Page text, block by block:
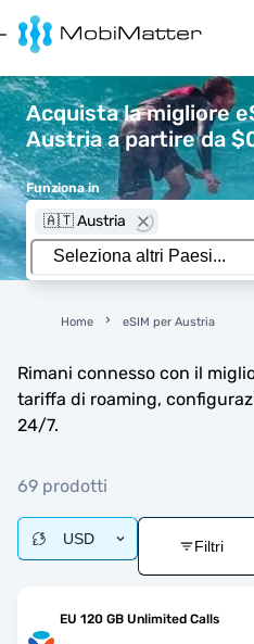
Acquista la migliore
Austria a partire da
Funziona in
🇦🇹 Austria
Home eSIM per Austria
Rimani connesso con il
tariffa di roaming,
24/7.
69 prodotti
USD Filtri
EU 120 GB Unlimited Calls